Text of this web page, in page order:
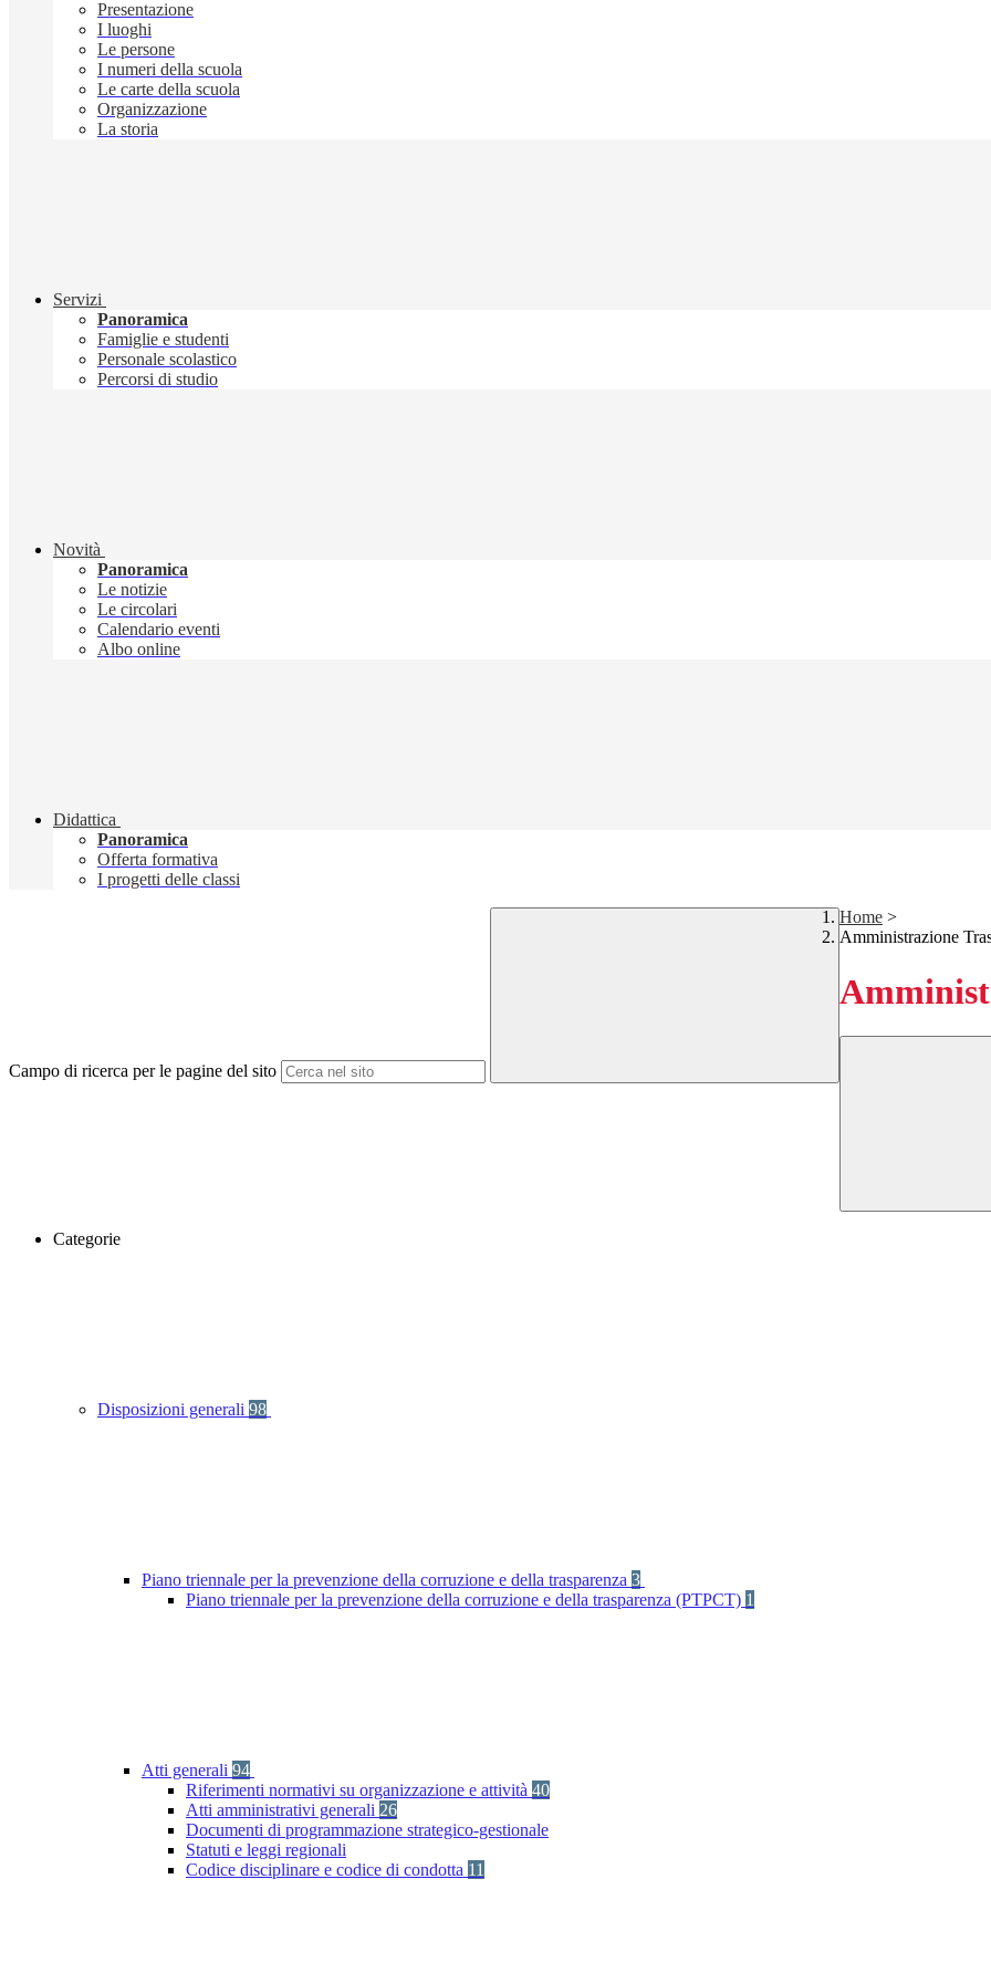
Presentazione
I luoghi
Le persone
I numeri della scuola
Le carte della scuola
Organizzazione
La storia
Servizi
Panoramica
Famiglie e studenti
Personale scolastico
Percorsi di studio
Novità
Panoramica
Le notizie
Le circolari
Calendario eventi
Albo online
Didattica
Panoramica
Offerta formativa
I progetti delle classi
Campo di ricerca per le pagine del sito
Home >
Amministrazione
Categorie
Disposizioni generali 98
Piano triennale per la prevenzione della corruzione e della trasparenza 3
Piano triennale per la prevenzione della corruzione e della trasparenza (PTPCT) 1
Atti generali 94
Riferimenti normativi su organizzazione e attività 40
Atti amministrativi generali 26
Documenti di programmazione strategico-gestionale
Statuti e leggi regionali
Codice disciplinare e codice di condotta 11